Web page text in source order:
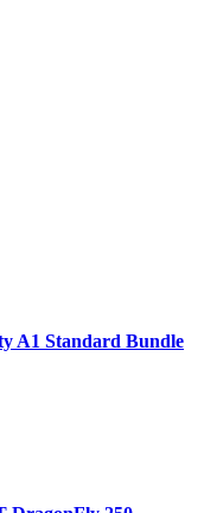
A1 Standard Bundle